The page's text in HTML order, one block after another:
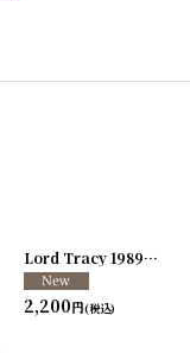
250117-70] Lord Tracy 1989年 Deaf Gods of Babylon Tour
2,200円(税込)